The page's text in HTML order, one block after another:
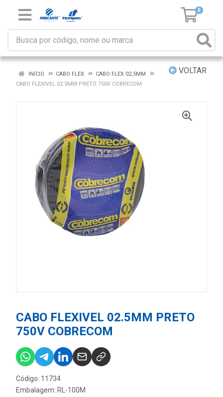
0
VOLTAR
INÍCIO CABO FLEX
CABO FLEX 02,5MM
CABO FLEXIVEL 02.5MM PRETO 750V COBRECOM
CABO FLEXIVEL 02.5MM PRETO
750V COBRECOM
Código: 11734
Embalagem: RL-100M